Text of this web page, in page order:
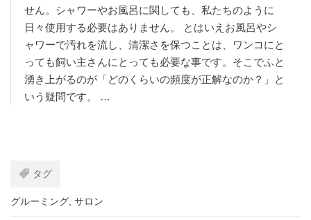
せん。シャワーやお風呂に関しても、私たちのように
日々使用する必要はありません。 とはいえお風呂やシ
ャワーで汚れを流し、清潔さを保つことは、ワンコにと
っても飼い主さんにとっても必要な事です。そこでふと
湧き上がるのが「どのくらいの頻度が正解なのか？」と
いう疑問です。 …
タグ
グルーミング, サロン